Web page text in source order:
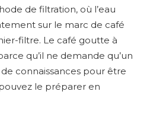
de filtration, où l’eau
sur le marc de café
filtre. Le café goutte à
qu’il ne demande qu’un
connaissances pour être
le préparer en